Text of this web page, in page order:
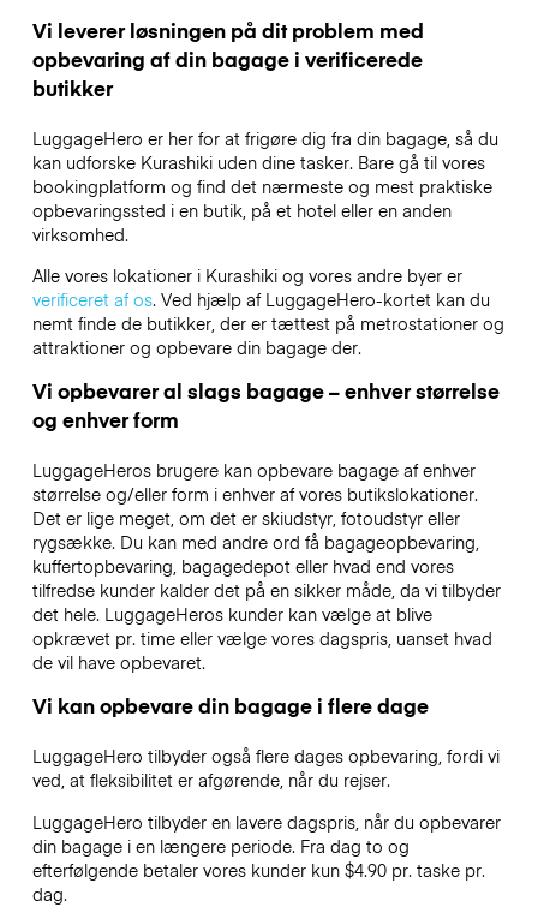
Vi leverer løsningen på dit problem med
opbevaring af din bagage i verificerede
butikker
LuggageHero er her for at frigøre dig fra din bagage, så du
kan udforske Kurashiki uden dine tasker. Bare gå til vores
bookingplatform og find det nærmeste og mest praktiske
opbevaringssted i en butik, på et hotel eller en anden
virksomhed.
Alle vores lokationer i Kurashiki og vores andre byer er
verificeret af os. Ved hjælp af LuggageHero-kortet kan du
nemt finde de butikker, der er tættest på metrostationer og
attraktioner og opbevare din bagage der.
Vi opbevarer al slags bagage – enhver størrelse
og enhver form
LuggageHeros brugere kan opbevare bagage af enhver
størrelse og/eller form i enhver af vores butikslokationer.
Det er lige meget, om det er skiudstyr, fotoudstyr eller
rygsække. Du kan med andre ord få bagageopbevaring,
kuffertopbevaring, bagagedepot eller hvad end vores
tilfredse kunder kalder det på en sikker måde, da vi tilbyder
det hele. LuggageHeros kunder kan vælge at blive
opkrævet pr. time eller vælge vores dagspris, uanset hvad
de vil have opbevaret.
Vi kan opbevare din bagage i flere dage
LuggageHero tilbyder også flere dages opbevaring, fordi vi
ved, at fleksibilitet er afgørende, når du rejser.
LuggageHero tilbyder en lavere dagspris, når du opbevarer
din bagage i en længere periode. Fra dag to og
efterfølgende betaler vores kunder kun $4.90 pr. taske pr.
dag.